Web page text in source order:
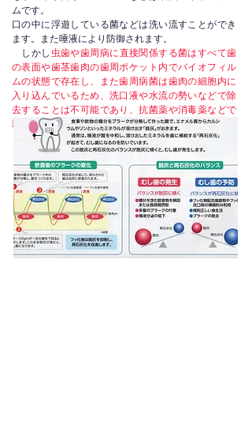
ムです。
口の中に浮遊している菌などは洗い流すことができ
ます。また唾液により防御されます。
しかし 虫歯や歯周病に直接関係する菌はすべて歯
の表面や歯茎歯肉の歯周ポケット内でバイオフィル
ムの状態で存在し、また歯周病菌は歯肉の細胞内に
入り込んでいるため、洗口液や水流の勢いなどで除
去することは不可能であり、抗菌薬や消毒薬などで
殺菌することが出来ません。